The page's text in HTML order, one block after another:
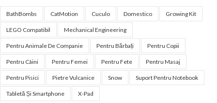
BathBombs CatMotion Cuculo Domestico Growing Kit
LEGO Compatibil Mechanical Engineering
Pentru Animale De Companie Pentru Bărbați Pentru Copii
Pentru Câini Pentru Femei Pentru Fete Pentru Masaj
Pentru Pisici Pietre Vulcanice Snow Suport Pentru Notebook
Tabletă Și Smartphone X-Pad